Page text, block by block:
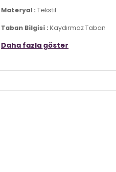
Materyal : Tekstil
Taban Bilgisi : Kaydırmaz Taban
Detay :
-Nefes alan ve çabuk kuruyan
-Giyme ve çıkarma kolaylığı
Daha fazla göster